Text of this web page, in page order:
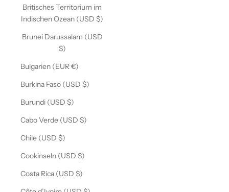
Britisches Territorium im
Indischen Ozean (USD $)
Brunei Darussalam (USD
$)
Bulgarien (EUR €)
Burkina Faso (USD $)
Burundi (USD $)
Cabo Verde (USD $)
Chile (USD $)
Cookinseln (USD $)
Costa Rica (USD $)